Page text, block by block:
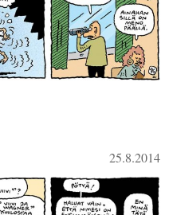
25.8.2014